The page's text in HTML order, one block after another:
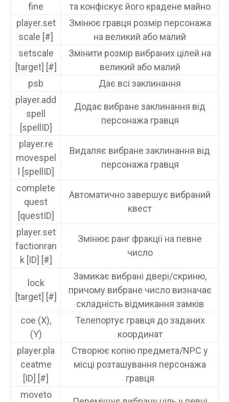
fine
та конфіскує його крадене майно
player.set
scale [#]
Змінює гравця розмір персонажа
на великий або малий
setscale
[target] [#]
Змінити розмір вибраних цілей на
великий або малий
psb
Дає всі заклинання
player.add
spell
[spellID]
Додає вибране заклинання від
персонажа гравця
player.re
movespel
l [spellID]
Видаляє вибране заклинання від
персонажа гравця
complete
quest
[questID]
Автоматично завершує вибраний
квест
player.set
factionran
k [ID] [#]
Змінює ранг фракції на певне
число
lock
[target] [#]
Замикає вибрані двері/скриню,
причому вибране число визначає
складність відмикання замків
coe (X),
(Y)
Телепортує гравця до заданих
координат
player.pla
ceatme
[ID] [#]
Створює копію предмета/NPC у
місці розташування персонажа
гравця
moveto